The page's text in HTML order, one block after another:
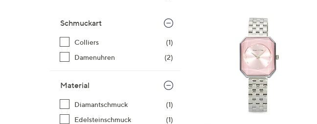
anzuzeigen.
Schmuckart
Colliers
(1)
Damenuhren
(2)
Material
Diamantschmuck
(1)
Edelsteinschmuck
(1)